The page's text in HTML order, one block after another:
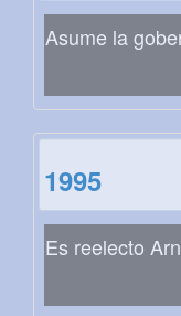
Asume la
1995
Es reelecto